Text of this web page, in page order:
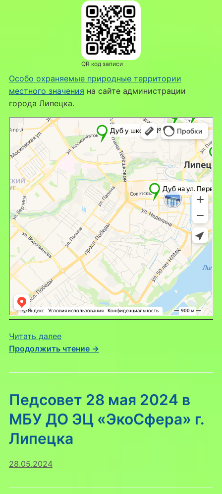
QR код записи
Особо охраняемые природные территории
местного значения на сайте администрации
города Липецка.
Яндекс Карты — транспорт, навигация, поиск мест
Читать далее:
Итоги
стола
маршруты
по
ООПТ
города
Продолжить чтение →
Педсовет 28 мая 2024 в
МБУ ДО ЭЦ «ЭкоСфера» г.
Липецка
28.05.2024